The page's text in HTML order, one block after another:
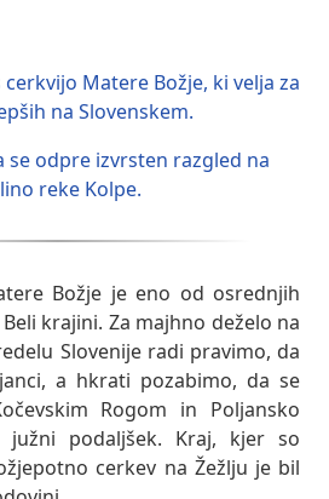
Božje je eno od osrednjih
krajini. Za majhno deželo na
Slovenije radi pravimo, da
a hkrati pozabimo, da se
Rogom in Poljansko
podaljšek. Kraj, kjer so
cerkev na Žežlju je bil